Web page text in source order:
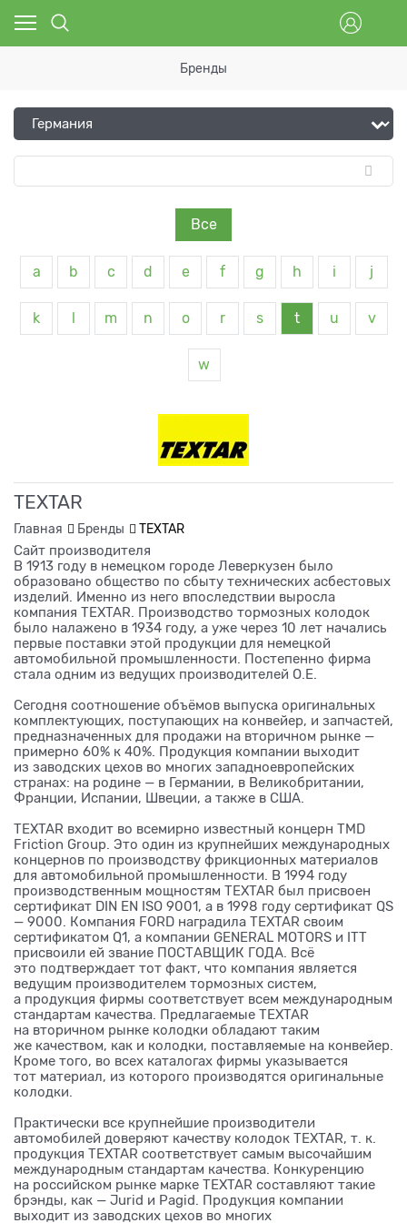
Бренды
Все
a b c d e f g h i j
k m n o r s t u v
w
TEXTAR
Главная Бренды
TEXTAR
Сайт производителя
В 1913 году в немецком городе Леверкузен было
образовано общество по сбыту технических асбестовых
изделий. Именно из него впоследствии выросла
компания TEXTAR. Производство тормозных колодок
было налажено в 1934 году, а уже через 10 лет начались
первые поставки этой продукции для немецкой
автомобильной промышленности. Постепенно фирма
стала одним из ведущих производителей О.Е.
Сегодня соотношение объёмов выпуска оригинальных
комплектующих, поступающих на конвейер, и запчастей,
предназначенных для продажи на вторичном рынке —
примерно 60% к 40%. Продукция компании выходит
из заводских цехов во многих западноевропейских
странах: на родине — в Германии, в Великобритании,
Франции, Испании, Швеции, а также в США.
TEXTAR входит во всемирно известный концерн TMD
Friction Group. Это один из крупнейших международных
концернов по производству фрикционных материалов
для автомобильной промышленности. В 1994 году
производственным мощностям TEXTAR был присвоен
сертификат DIN EN ISO 9001, а в 1998 году сертификат QS
— 9000. Компания FORD наградила TEXTAR своим
сертификатом Q1, а компании GENERAL MOTORS и ITT
присвоили ей звание ПОСТАВЩИК ГОДА. Всё
это подтверждает тот факт, что компания является
ведущим производителем тормозных систем,
а продукция фирмы соответствует всем международным
стандартам качества. Предлагаемые TEXTAR
на вторичном рынке колодки обладают таким
же качеством, как и колодки, поставляемые на конвейер.
Кроме того, во всех каталогах фирмы указывается
тот материал, из которого производятся оригинальные
колодки.
Практически все крупнейшие производители
автомобилей доверяют качеству колодок TEXTAR, т. к.
продукция TEXTAR соответствует самым высочайшим
международным стандартам качества. Конкуренцию
на российском рынке марке TEXTAR составляют такие
брэнды, как — Jurid и Pagid. Продукция компании
выходит из заводских цехов во многих